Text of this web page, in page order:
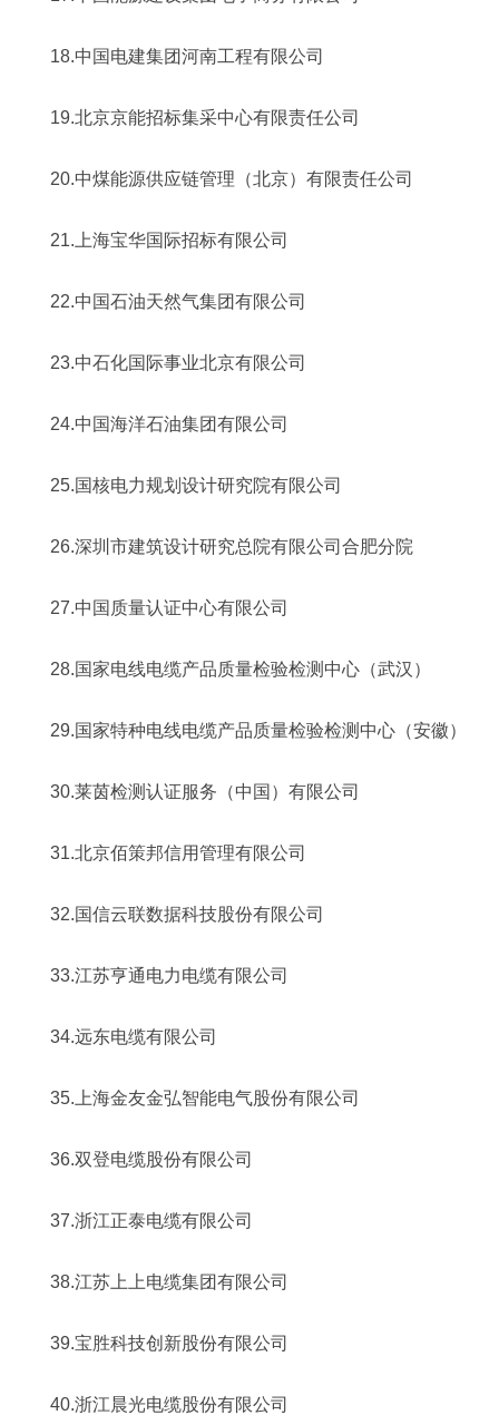
18.中国电建集团河南工程有限公司
19.北京京能招标集采中心有限责任公司
20.中煤能源供应链管理（北京）有限责任公司
21.上海宝华国际招标有限公司
22.中国石油天然气集团有限公司
23.中石化国际事业北京有限公司
24.中国海洋石油集团有限公司
25.国核电力规划设计研究院有限公司
26.深圳市建筑设计研究总院有限公司合肥分院
27.中国质量认证中心有限公司
28.国家电线电缆产品质量检验检测中心（武汉）
29.国家特种电线电缆产品质量检验检测中心（安徽）
30.莱茵检测认证服务（中国）有限公司
31.北京佰策邦信用管理有限公司
32.国信云联数据科技股份有限公司
33.江苏亨通电力电缆有限公司
34.远东电缆有限公司
35.上海金友金弘智能电气股份有限公司
36.双登电缆股份有限公司
37.浙江正泰电缆有限公司
38.江苏上上电缆集团有限公司
39.宝胜科技创新股份有限公司
40.浙江晨光电缆股份有限公司